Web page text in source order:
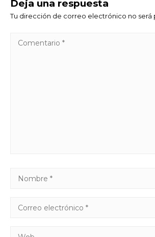
Deja una respuesta
Tu dirección de correo electrónico no será